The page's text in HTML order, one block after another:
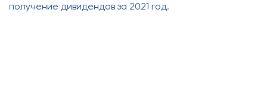
получение дивидендов за 2021 год.